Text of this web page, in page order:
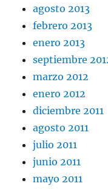
agosto 2013
febrero 2013
enero 2013
septiembre
marzo 2012
enero 2012
diciembre 2011
agosto 2011
julio 2011
junio 2011
mayo 2011